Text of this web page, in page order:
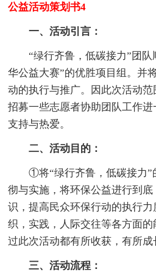
公益活动策划书4
一、活动引言：
“绿行齐鲁，低碳接力”团队
华公益大赛”的优胜项目组。并
动的执行与推广。因此次活动
招募一些志愿者协助团队工作
支持与热爱。
二、活动目的：
①将“绿行齐鲁，低碳接力”
彻与实施，将环保公益进行到
识，提高民众环保行动的执行
织，实践，人际交往等各方面
过此次活动都有所收获，有所成
三、活动流程：